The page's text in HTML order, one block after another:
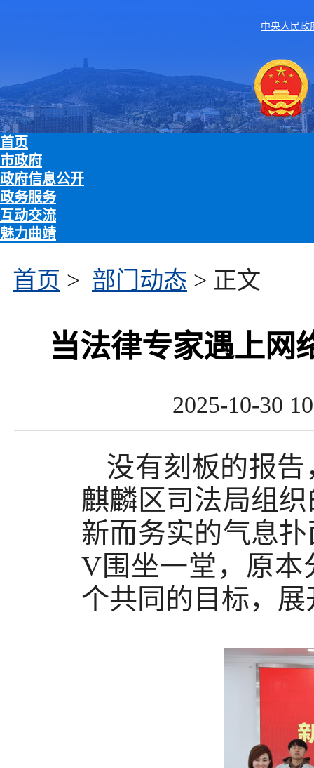
中央人民政
首页
市政府
政府信息公开
政务服务
互动交流
魅力曲靖
首页 > 部门动态 > 正文
当法律专家遇上网
2025-10-30
没有刻板的报
麒麟区司法局组
新而务实的气息
V围坐一堂，原本
个共同的目标，